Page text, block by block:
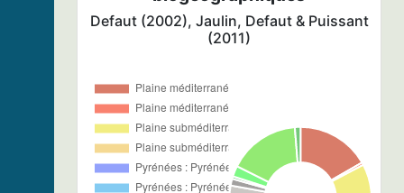
Defaut (2002), Jaulin, Defaut & Puissant
(2011)